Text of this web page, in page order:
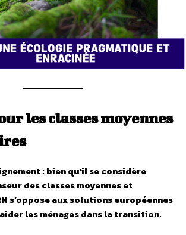
les classes moyennes
: bien qu’il seconsidère
des classes moyennes et
s’oppose aux solutionseuropéennes
lesménagesdans la transition.